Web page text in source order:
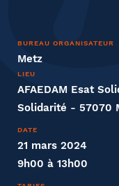
BUREAU ORGANISATEUR
Metz
LIEU
AFAEDAM Esat
Solidarité - 57070
DATE
21 mars 2024
9h00 à 13h00
Société